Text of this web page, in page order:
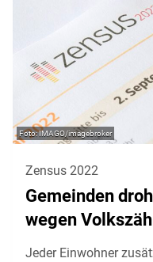
IMAGO/imagebroker
Zensus 2022
Gemeinden
wegen
Jeder Einwohner